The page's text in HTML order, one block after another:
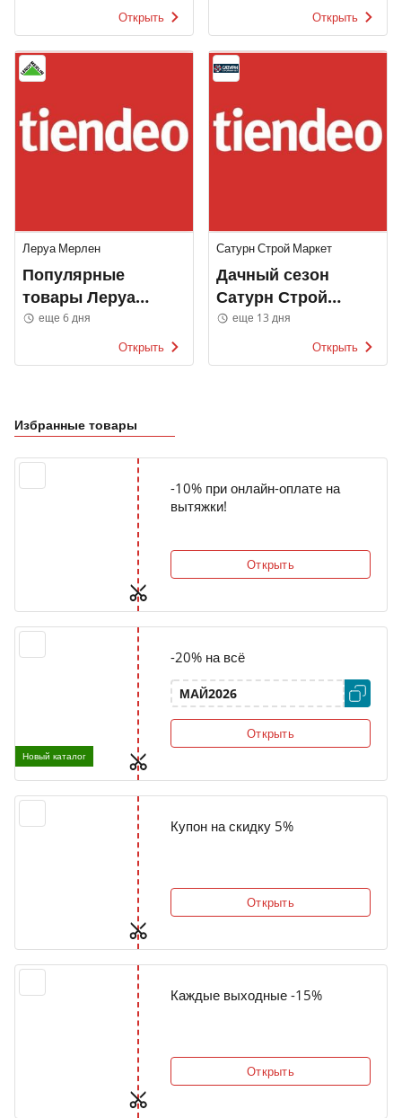
Открыть Открыть
Леруа Мерлен
Популярные
товары Леруа
Мерлен
еще 6 дня
Открыть
Сатурн Строй Маркет
Дачный сезон
Сатурн Строй
Маркет
еще 13 дня
Открыть
Избранные товары
-10% при онлайн-оплате на
вытяжки!
Открыть
Новый каталог
-20% на всё
МАЙ2026
Открыть
Купон на скидку 5%
Открыть
Каждые выходные -15%
Открыть